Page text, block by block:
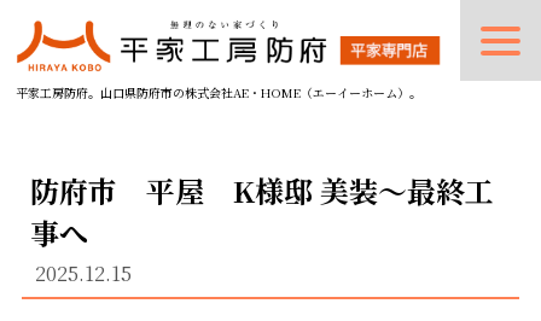
平家工房防府。山口県防府市の株式会社AE・HOME（エーイーホーム）。
防府市 平屋 K様邸 美装～最終工
事へ
2025.12.15